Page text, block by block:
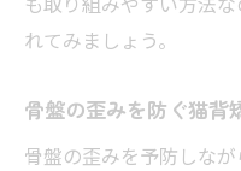
れてみましょう。
骨盤の歪みを防ぐ猫背
骨盤の歪みを予防しな